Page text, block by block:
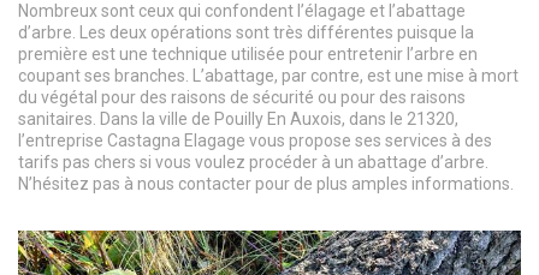
Nombreux sont ceux qui confondent l’élagage et l’abattage
d’arbre. Les deux opérations sont très différentes puisque la
première est une technique utilisée pour entretenir l’arbre en
coupant ses branches. L’abattage, par contre, est une mise à mort
du végétal pour des raisons de sécurité ou pour des raisons
sanitaires. Dans la ville de Pouilly En Auxois, dans le 21320,
l’entreprise Castagna Elagage vous propose ses services à des
tarifs pas chers si vous voulez procéder à un abattage d’arbre.
N’hésitez pas à nous contacter pour de plus amples informations.